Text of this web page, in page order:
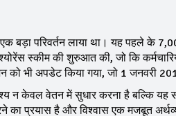
परिवर्तन लाया था। यह पहले के
स्कीम की शुरुआत की, जो कि
को भी अपडेट किया गया, जो 1 जनवरी
न केवल वेतन में सुधार करना है बल्कि यह
प्रयास है और विश्वास एक मजबूत